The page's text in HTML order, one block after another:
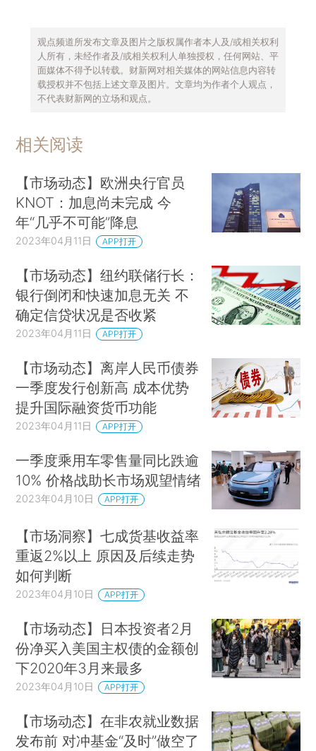
观点频道所发布文章及图片之版权属作者本人及/或相关权利
人所有，未经作者及/或相关权利人单独授权，任何网站、平
面媒体不得予以转载。财新网对相关媒体的网站信息内容转
载授权并不包括上述文章及图片。文章均为作者个人观点，
不代表财新网的立场和观点。
相关阅读
【市场动态】欧洲央行官员
KNOT：加息尚未完成 今
年“几乎不可能”降息
2023年04月11日 APP打开
【市场动态】纽约联储行长：
银行倒闭和快速加息无关 不
确定信贷状况是否收紧
2023年04月11日 APP打开
【市场动态】离岸人民币债券
一季度发行创新高 成本优势
提升国际融资货币功能
2023年04月11日 APP打开
一季度乘用车零售量同比跌逾
10% 价格战助长市场观望情绪
2023年04月10日 APP打开
【市场洞察】七成货基收益率
重返2%以上 原因及后续走势
如何判断
2023年04月10日 APP打开
【市场动态】日本投资者2月
份净买入美国主权债的金额创
下2020年3月来最多
2023年04月10日 APP打开
【市场动态】在非农就业数据
发布前 对冲基金“及时”做空了